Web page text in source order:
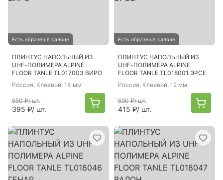
Есть образец в салоне
ПЛИНТУС НАПОЛЬНЫЙ ИЗ
UHF-ПОЛИМЕРА ALPINE
FLOOR TANLE TL017003 ВИРО
Россия, Клеевой, 14 мм
650 ₽/ шт.
395 ₽/ шт.
Есть образец в салоне
ПЛИНТУС НАПОЛЬНЫЙ ИЗ
UHF-ПОЛИМЕРА ALPINE
FLOOR TANLE TL018001 ЭРСЕ
Россия, Клеевой, 12 мм
690 ₽/ шт.
415 ₽/ шт.